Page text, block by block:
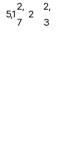
5,1
2,
7
2
2,
3